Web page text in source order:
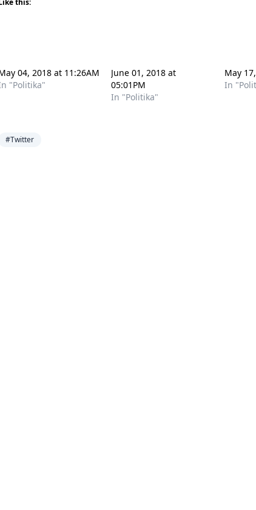
this:
04, 2018 at 11:26AM
"Politika"
June 01, 2018 at
05:01PM
In "Politika"
May
In
#Twitter